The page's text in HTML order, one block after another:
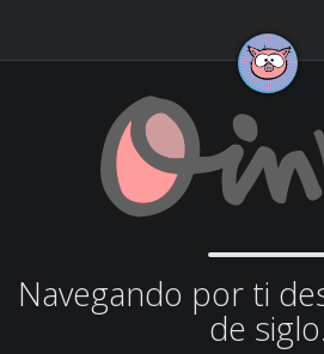
Navegando por ti
de siglo.